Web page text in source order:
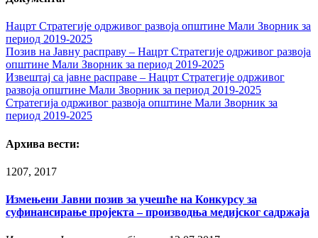
Нацрт Стратегије одрживог развоја општине Мали Зворник за
период 2019-2025
Позив на Јавну расправу – Нацрт Стратегије одрживог развоја
општине Мали Зворник за период 2019-2025
Извештај са јавне расправе – Нацрт Стратегије одрживог
развоја општине Мали Зворник за период 2019-2025
Стратегија одрживог развоја општине Мали Зворник за
период 2019-2025
Архива вести:
1207, 2017
Измењени Јавни позив за учешће на Конкурсу за
суфинансирање пројекта – производња медијског садржаја